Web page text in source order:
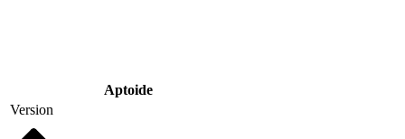
Aptoide
Version